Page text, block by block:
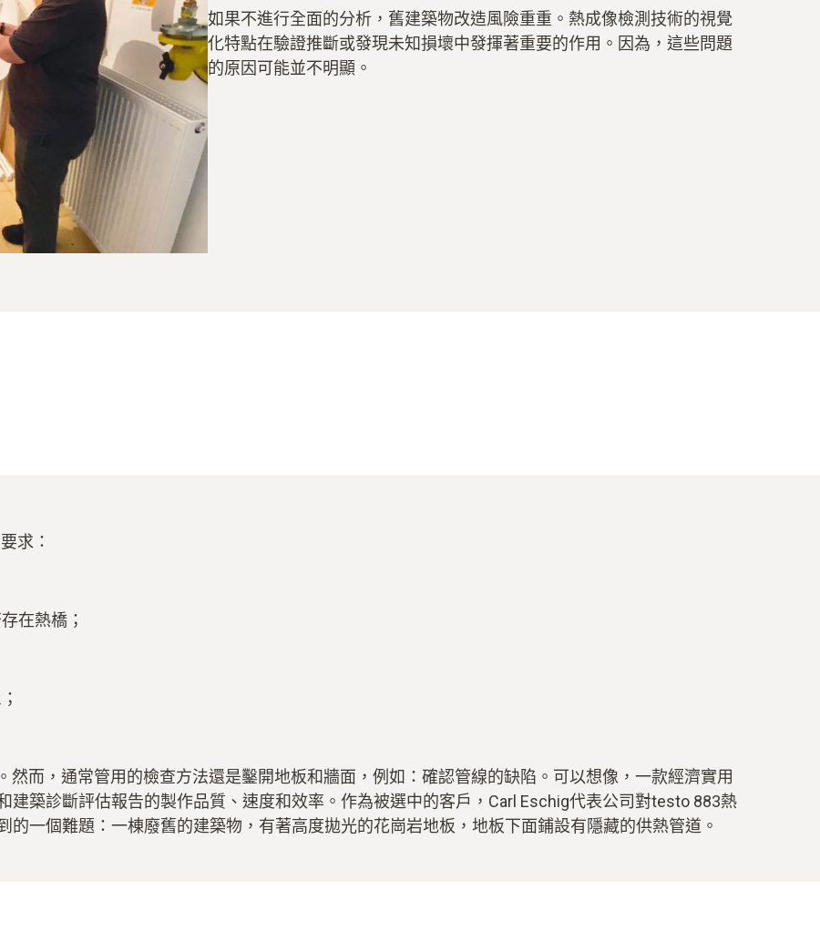
如果不進行全面的分析，舊建築物改造風險重重。熱成像檢測技術的視覺
化特點在驗證推斷或發現未知損壞中發揮著重要的作用。因為，這些問題
的原因可能並不明顯。
求：
在熱橋；
然而，通常管用的檢查方法還是鑿開地板和牆面，例如：確認管線的缺陷。可以想像，一款經濟實用
建築診斷評估報告的製作品質、速度和效率。作為被選中的客戶，Carl Eschig代表公司對testo 883熱
一個難題：一棟廢舊的建築物，有著高度拋光的花崗岩地板，地板下面鋪設有隱藏的供熱管道。